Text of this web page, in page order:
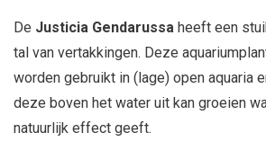
De Justicia Gendarussa heeft een
tal van vertakkingen. Deze
worden gebruikt in (lage) open aquaria
deze boven het water uit kan groeien
natuurlijk effect geeft.